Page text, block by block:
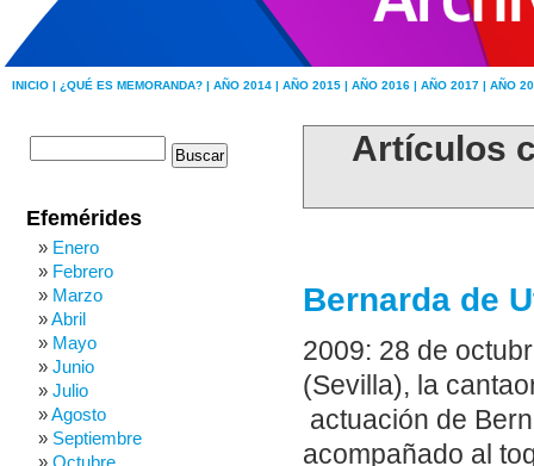
INICIO | ¿QUÉ ES MEMORANDA? | AÑO 2014 | AÑO 2015 | AÑO 2016 | AÑO 2017 | AÑO
Artículos
Bernarda de
2009: 28 de
(Sevilla), la
actuación de
acompañado al
Efemérides
Enero
Febrero
Marzo
Abril
Mayo
Junio
Julio
Agosto
Septiembre
Octubre